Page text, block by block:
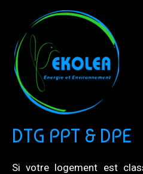
contenu
DTG PPT & DPE
Si votre logement est